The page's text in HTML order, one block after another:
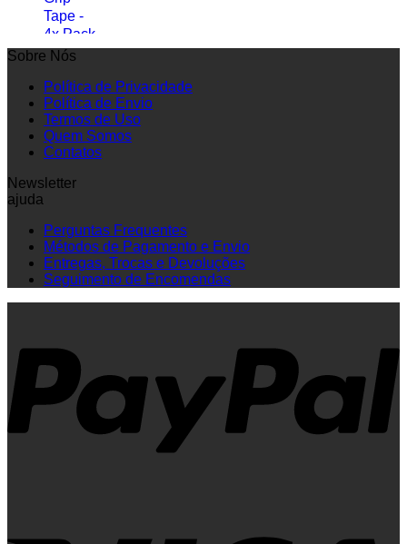
Sobre Nós
Política de Privacidade
Política de Envio
Termos de Uso
Quem Somos
Contatos
Newsletter
ajuda
Perguntas Frequentes
Métodos de Pagamento e Envio
Entregas, Trocas e Devoluções
Seguimento de Encomendas